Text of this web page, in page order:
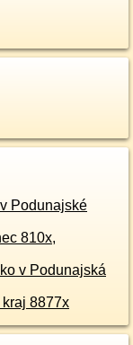
Podunajské
810x,
v Podunajská
8877x